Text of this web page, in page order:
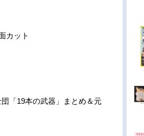
カット
「19本の武器」まとめ＆元